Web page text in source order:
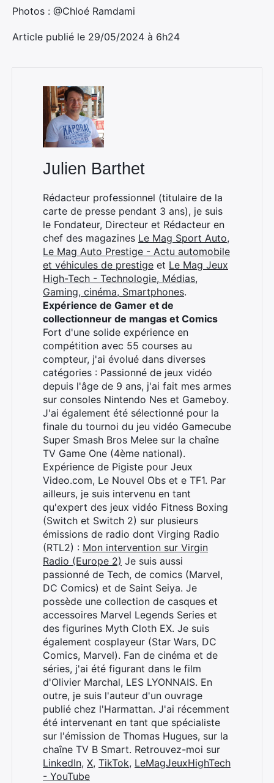
Photos : @Chloé Ramdami
Article publié le 29/05/2024 à 6h24
Julien Barthet
Rédacteur professionnel (titulaire de la
carte de presse pendant 3 ans), je suis
le Fondateur, Directeur et Rédacteur en
chef des magazines Le Mag Sport Auto,
Le Mag Auto Prestige - Actu automobile
et véhicules de prestige et Le Mag Jeux
High-Tech - Technologie, Médias,
Gaming, cinéma, Smartphones.
Expérience de Gamer et de
collectionneur de mangas et Comics
Fort d'une solide expérience en
compétition avec 55 courses au
compteur, j'ai évolué dans diverses
catégories : Passionné de jeux vidéo
depuis l'âge de 9 ans, j'ai fait mes armes
sur consoles Nintendo Nes et Gameboy.
J'ai également été sélectionné pour la
finale du tournoi du jeu vidéo Gamecube
Super Smash Bros Melee sur la chaîne
TV Game One (4ème national).
Expérience de Pigiste pour Jeux
Video.com, Le Nouvel Obs et e TF1. Par
ailleurs, je suis intervenu en tant
qu'expert des jeux vidéo Fitness Boxing
(Switch et Switch 2) sur plusieurs
émissions de radio dont Virging Radio
(RTL2) : Mon intervention sur Virgin
Radio (Europe 2) Je suis aussi
passionné de Tech, de comics (Marvel,
DC Comics) et de Saint Seiya. Je
possède une collection de casques et
accessoires Marvel Legends Series et
des figurines Myth Cloth EX. Je suis
également cosplayeur (Star Wars, DC
Comics, Marvel). Fan de cinéma et de
séries, j'ai été figurant dans le film
d'Olivier Marchal, LES LYONNAIS. En
outre, je suis l'auteur d'un ouvrage
publié chez l'Harmattan. J'ai récemment
été intervenant en tant que spécialiste
sur l'émission de Thomas Hugues, sur la
chaîne TV B Smart. Retrouvez-moi sur
LinkedIn, X, TikTok, LeMagJeuxHighTech
- YouTube